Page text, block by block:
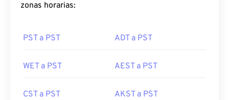
zonas horarias:
PST a PST ADT a PST
WET a PST AEST a PST
CST a PST AKST a PST